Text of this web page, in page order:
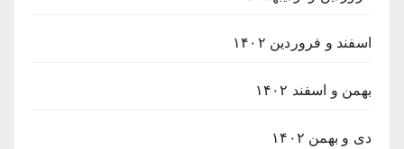
اسفند و فروردین ۱۴۰۲
بهمن و اسفند ۱۴۰۲
دی و بهمن ۱۴۰۲